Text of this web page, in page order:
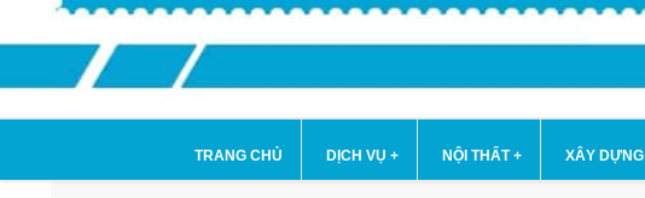
TRANG CHỦ DỊCH VỤ + NỘI THẤT+ XÂY DỰNG